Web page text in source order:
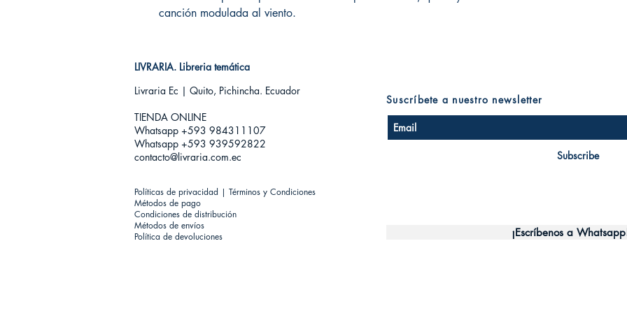
canción modulada al viento.
LIVRARIA. Libreria temática
Livraria Ec | Quito, Pichincha. Ecuador
TIENDA ONLINE​
Whatsapp +593 984311107
Whatsapp +593 939592822
contacto@livraria.com.ec
Políticas de privacidad | Términos y Condiciones
Métodos de pago
Condiciones de distribución
Métodos de envíos
Política de devoluciones
Subscribe
Suscríbete a nuestro newsletter
¡Escríbenos a